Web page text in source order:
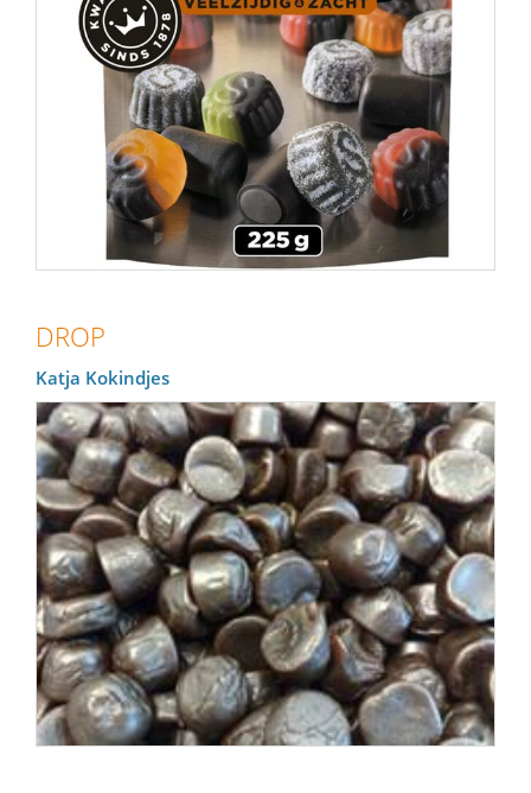
DROP
Katja Kokindjes